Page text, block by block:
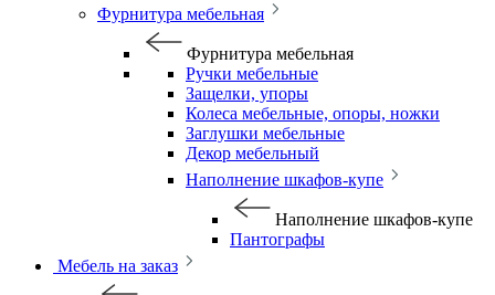
Фурнитура мебельная
Фурнитура мебельная
Ручки мебельные
Защелки, упоры
Колеса мебельные, опоры, ножки
Заглушки мебельные
Декор мебельный
Наполнение шкафов-купе
Наполнение шкафов-купе
Пантографы
Мебель на заказ